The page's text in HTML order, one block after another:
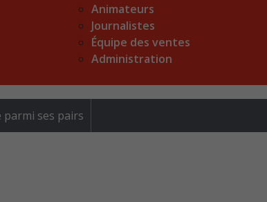
Animateurs
Journalistes
Équipe des ventes
Administration
parmi ses pairs